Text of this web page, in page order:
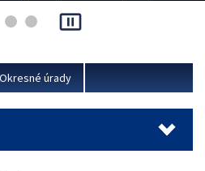
a Ministerstva vnútra SR.
pause_presentation
Okresné úrady